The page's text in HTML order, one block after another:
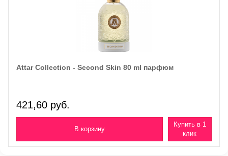
Attar Collection - Second Skin 80 ml парфюм
421,60 руб.
Купить в 1
клик